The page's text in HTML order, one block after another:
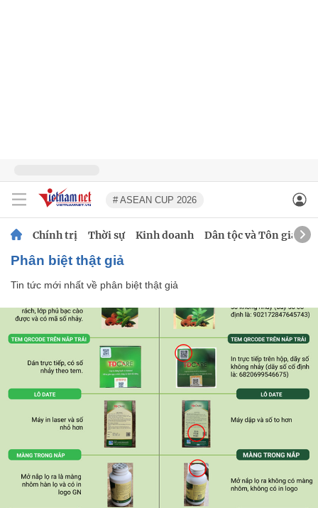
# ASEAN CUP 2026
Chính trị Thời sự Kinh doanh Dân tộc và Tôn giáo
phân biệt thật giả
Tin tức mới nhất về phân biệt thật giả